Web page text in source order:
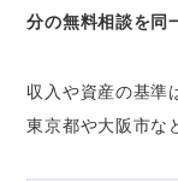
分の無料相談を同
収入や資産の基準
東京都や大阪市な